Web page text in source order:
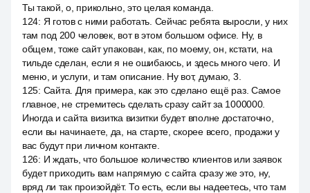
Ты такой, о, прикольно, это целая команда.
124: Я готов с ними работать. Сейчас ребята выросли, у них
там под 200 человек, вот в этом большом офисе. Ну, в
общем, тоже сайт упакован, как, по моему, он, кстати, на
тильде сделан, если я не ошибаюсь, и здесь много чего. И
меню, и услуги, и там описание. Ну вот, думаю, 3.
125: Сайта. Для примера, как это сделано ещё раз. Самое
главное, не стремитесь сделать сразу сайт за 1000000.
Иногда и сайта визитка визитки будет вполне достаточно,
если вы начинаете, да, на старте, скорее всего, продажи у
вас будут при личном контакте.
126: И ждать, что большое количество клиентов или заявок
будет приходить вам напрямую с сайта сразу же это, ну,
вряд ли так произойдёт. То есть, если вы надеетесь, что там